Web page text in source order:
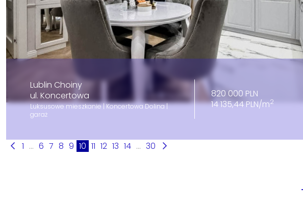
Lublin Choiny
ul. Koncertowa
Luksusowe mieszkanie | Koncertowa Dolina |
garaż
820 000 PLN
14 135,44 PLN/m2
1 ... 6 7 8 9 10 11 12 13 14 ... 30